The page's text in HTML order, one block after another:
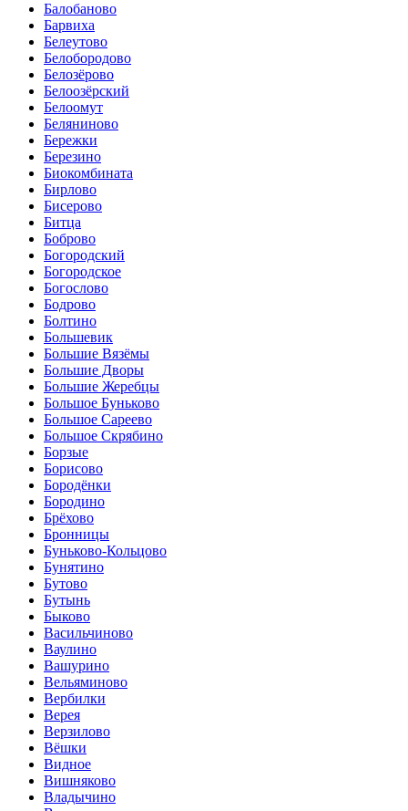
Балобаново
Барвиха
Белеутово
Белобородово
Белозёрово
Белоозёрский
Белоомут
Беляниново
Бережки
Березино
Биокомбината
Бирлово
Бисерово
Битца
Боброво
Богородский
Богородское
Богослово
Бодрово
Болтино
Большевик
Большие Вязёмы
Большие Дворы
Большие Жеребцы
Большое Буньково
Большое Сареево
Большое Скрябино
Борзые
Борисово
Бородёнки
Бородино
Брёхово
Бронницы
Буньково-Кольцово
Бунятино
Бутово
Бутынь
Быково
Васильчиново
Ваулино
Вашурино
Вельяминово
Вербилки
Верея
Верзилово
Вёшки
Видное
Вишняково
Владычино